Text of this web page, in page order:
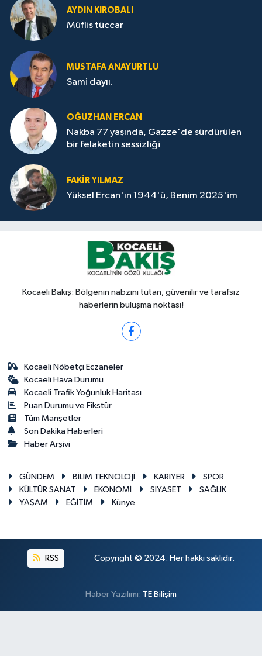
AYDIN KIROBALI
Müflis tüccar
MUSTAFA ANAYURTLU
Sami dayıı.
OĞUZHAN ERCAN
Nakba 77 yaşında, Gazze'de sürdürülen
bir felaketin sessizliği
FAKİR YILMAZ
Yüksel Ercan'ın 1944'ü, Benim 2025'im
Kocaeli Bakış: Bölgenin nabzını tutan, güvenilir ve tarafsız
haberlerin buluşma noktası!
Kocaeli Nöbetçi Eczaneler
Kocaeli Hava Durumu
Kocaeli Trafik Yoğunluk Haritası
Puan Durumu ve Fikstür
Tüm Manşetler
Son Dakika Haberleri
Haber Arşivi
GÜNDEM BİLİM TEKNOLOJİ KARİYER
SPOR
KÜLTÜR SANAT
EKONOMİ SİYASET
SAĞLIK
YAŞAM
EĞİTİM Künye
RSS Copyright © 2024. Her hakkı saklıdır.
Haber Yazılımı: TE Bilişim